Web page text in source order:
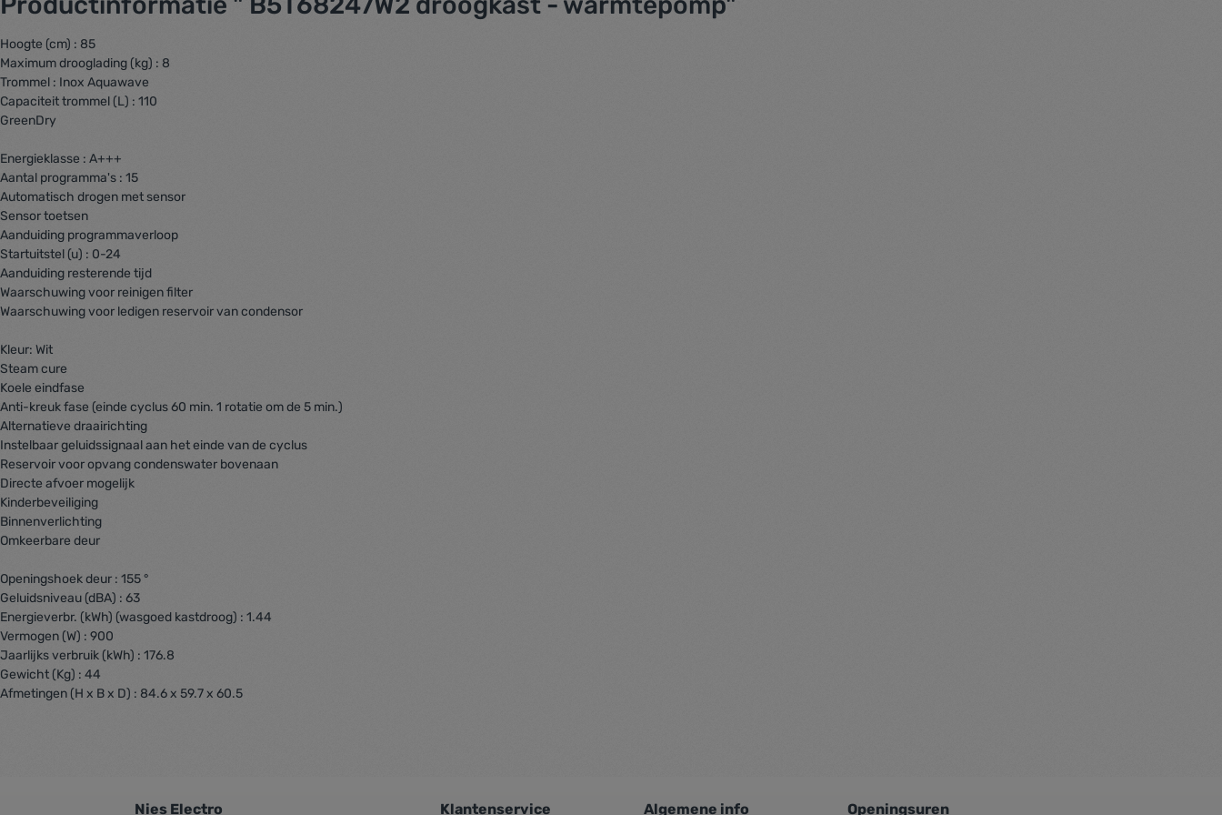
Hoogte (cm) : 85
Maximum drooglading (kg) : 8
Trommel : Inox Aquawave
Capaciteit trommel (L) : 110
GreenDry
Energieklasse : A+++
Aantal programma's : 15
Automatisch drogen met sensor
Sensor toetsen
Aanduiding programmaverloop
Startuitstel (u) : 0-24
Aanduiding resterende tijd
Waarschuwing voor reinigen filter
Waarschuwing voor ledigen reservoir van condensor
Kleur: Wit
Steam cure
Koele eindfase
Anti-kreuk fase (einde cyclus 60 min. 1 rotatie om de 5 min.)
Alternatieve draairichting
Instelbaar geluidssignaal aan het einde van de cyclus
Reservoir voor opvang condenswater bovenaan
Directe afvoer mogelijk
Kinderbeveiliging
Binnenverlichting
Omkeerbare deur
Openingshoek deur : 155 °
Geluidsniveau (dBA) : 63
Energieverbr. (kWh) (wasgoed kastdroog) : 1.44
Vermogen (W) : 900
Jaarlijks verbruik (kWh) : 176.8
Gewicht (Kg) : 44
Afmetingen (H x B x D) : 84.6 x 59.7 x 60.5
Nies Electro Klantenservice Algemene info Openingsuren